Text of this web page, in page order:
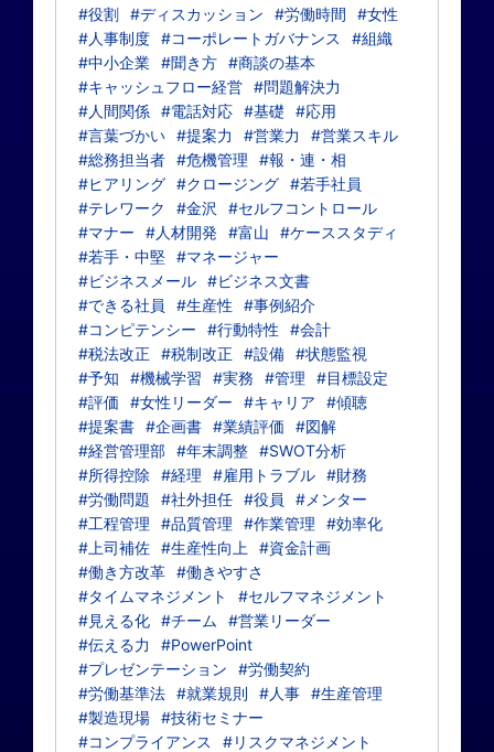
#役割 #ディスカッション #労働時間
#女性
#人事制度 #コーポレートガバナンス
#組織
#中小企業 #聞き方 #商談の基本
#キャッシュフロー経営 #問題解決力
#人間関係 #電話対応 #基礎
#応用
#言葉づかい #提案力 #営業力
#営業スキル
#総務担当者 #危機管理
#報・連・相
#ヒアリング #クロージング #若手社員
#テレワーク
#金沢
#セルフコントロール
#マナー
#人材開発 #富山
#ケーススタディ
#若手・中堅 #マネージャー
#ビジネスメール #ビジネス文書
#できる社員
#生産性
#事例紹介
#コンピテンシー
#行動特性
#会計
#税法改正
#税制改正 #設備 #状態監視
#予知
#機械学習 #実務 #管理
#目標設定
#評価
#女性リーダー #キャリア
#傾聴
#提案書 #企画書 #業績評価
#図解
#経営管理部 #年末調整 #SWOT分析
#所得控除
#経理 #雇用トラブル #財務
#労働問題
#社外担任 #役員
#メンター
#工程管理
#品質管理 #作業管理
#効率化
#上司補佐 #生産性向上
#資金計画
#働き方改革 #働きやすさ
#タイムマネジメント
#セルフマネジメント
#見える化 #チーム
#営業リーダー
#伝える力
#PowerPoint
#プレゼンテーション
#労働契約
#労働基準法 #就業規則 #人事 #生産管理
#製造現場 #技術セミナー
#コンプライアンス
#リスクマネジメント